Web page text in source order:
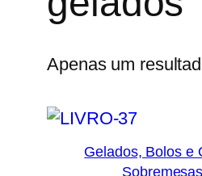
Apenas um
Gelados, Bolos e
Sobremesas